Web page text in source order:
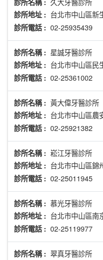
診所名稱 :
診所地址 : 台北市中山區新
診所電話 : 02-25935439
診所名稱 : 星誠牙醫診所
診所地址 : 台北市中山區民
診所電話 : 02-25361002
診所名稱 : 黃大偉牙醫診所
診所地址 : 台北市中山區農
診所電話 : 02-25921382
診所名稱 : 崧江牙醫診所
診所地址 : 台北市中山區錦
診所電話 : 02-25011945
診所名稱 : 慕光牙醫診所
診所地址 : 台北市中山區南
診所電話 : 02-25119977
診所名稱 : 翠真牙醫診所